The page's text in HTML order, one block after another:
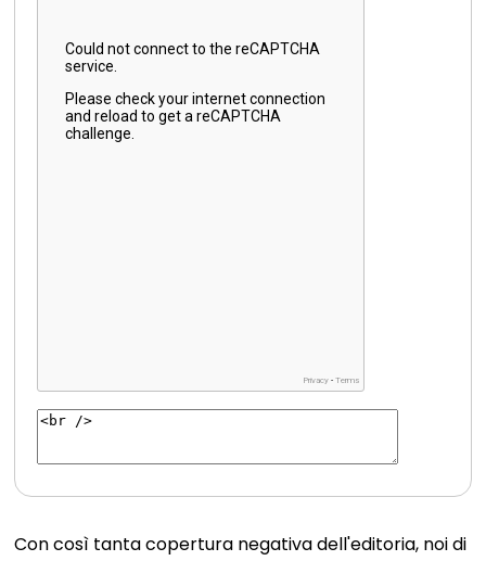
Con così tanta copertura negativa dell'editoria, noi di